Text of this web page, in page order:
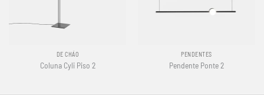
DE CHÃO
Coluna Cyli Piso 2
PENDENTES
Pendente Ponte 2